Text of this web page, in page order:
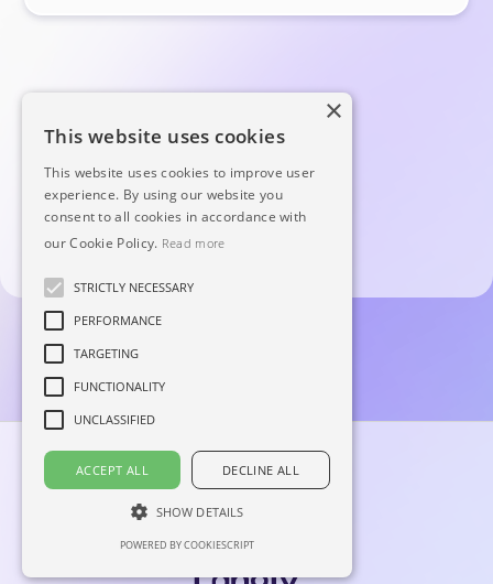
×
This website uses cookies
This website uses cookies to improve user
experience. By using our website you
consent to all cookies in accordance with
our Cookie Policy. Read more
STRICTLY NECESSARY
PERFORMANCE
TARGETING
FUNCTIONALITY
UNCLASSIFIED
ACCEPT ALL DECLINE ALL
SHOW DETAILS
POWERED BY COOKIESCRIPT